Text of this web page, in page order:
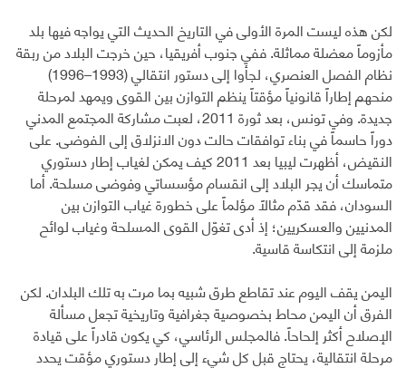
لكن هذه ليست المرة الأولى في التاريخ الحديث التي يواجه فيها بلد
مأزوماً معضلة مماثلة. ففي جنوب أفريقيا، حين خرجت البلاد من ربقة
نظام الفصل العنصري، لجأوا إلى دستور انتقالي (1993–1996)
منحهم إطاراً قانونياً مؤقتاً ينظم التوازن بين القوى ويمهد لمرحلة
جديدة. وفي تونس، بعد ثورة 2011، لعبت مشاركة المجتمع المدني
دوراً حاسماً في بناء توافقات حالت دون الانزلاق إلى الفوضى. على
النقيض، أظهرت ليبيا بعد 2011 كيف يمكن لغياب إطار دستوري
متماسك أن يجر البلاد إلى انقسام مؤسساتي وفوضى مسلحة. أما
السودان، فقد قدّم مثالاً مؤلماً على خطورة غياب التوازن بين
المدنيين والعسكريين؛ إذ أدى تغوّل القوى المسلحة وغياب لوائح
ملزمة إلى انتكاسة قاسية.
اليمن يقف اليوم عند تقاطع طرق شبيه بما مرت به تلك البلدان. لكن
الفرق أن اليمن محاط بخصوصية جغرافية وتاريخية تجعل مسألة
الإصلاح أكثر إلحاحاً. فالمجلس الرئاسي، كي يكون قادراً على قيادة
مرحلة انتقالية، يحتاج قبل كل شيء إلى إطار دستوري مؤقت يحدد